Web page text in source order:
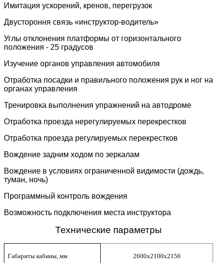
Имитация ускорений, кренов, перегрузок
Двустороння связь «инструктор-водитель»
Углы отклонения платформы от горизонтального
положения - 25 градусов
Изучение органов управления автомобиля
Отработка посадки и правильного положения рук и ног на
органах управления
Тренировка выполнения упражнений на автодроме
Отработка проезда нерегулируемых перекрестков
Отработка проезда регулируемых перекрестков
Вождение задним ходом по зеркалам
Вождение в условиях ограниченной видимости (дождь,
туман, ночь)
Программный контроль вождения
Возможность подключения места инструктора
Технические параметры
Габариты кабины, мм 2600х2100х21 50